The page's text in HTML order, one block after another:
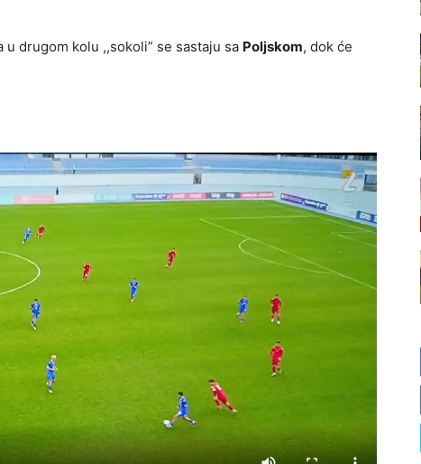
u drugom kolu ,,sokoli” se sastaju sa Poljskom, dok će